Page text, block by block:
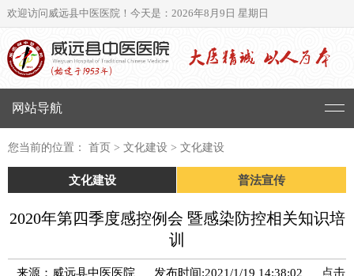
欢迎访问威远县中医医院！ 今天是：2026年8月9日 星期日
网站导航
您当前的位置： 首页 > 文化建设 > 文化建设
文化建设 普法宣传
2020年第四季度感控例会 暨感染防控相关知识培
训
来源：威远县中医医院 发布时间:2021/1/19 14:38:02
点击